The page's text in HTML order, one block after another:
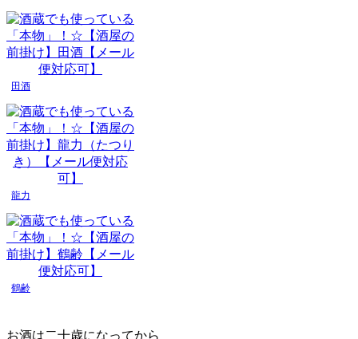
田酒
龍力
鶴齢
お酒は二十歳になってから